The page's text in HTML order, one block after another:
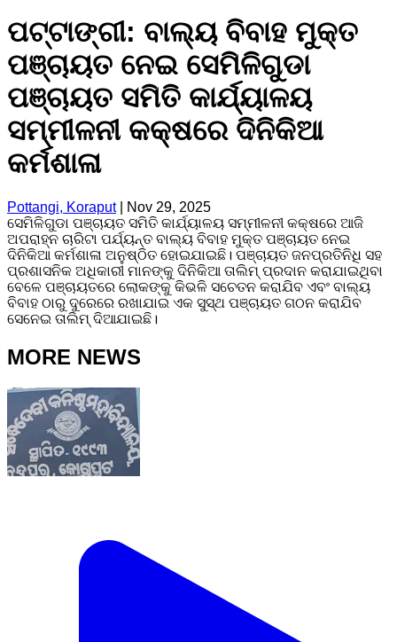
ପଟ୍ଟାଙ୍ଗୀ: ବାଲ୍ୟ ବିବାହ ମୁକ୍ତ
ପଞ୍ଚାୟତ ନେଇ ସେମିଳିଗୁଡା
ପଞ୍ଚାୟତ ସମିତି କାର୍ଯ୍ୟାଳୟ
ସମ୍ମୀଳନୀ କକ୍ଷରେ ଦିନିକିଆ
କର୍ମଶାଳା
Pottangi, Koraput|
Nov 29, 2025
ସେମିଳିଗୁଡା ପଞ୍ଚାୟତ ସମିତି କାର୍ଯ୍ୟାଳୟ ସମ୍ମୀଳନୀ କକ୍ଷରେ ଆଜି
ଅପରାହ୍ନ ଚାରିଟା ପର୍ଯ୍ୟନ୍ତ ବାଲ୍ୟ ବିବାହ ମୁକ୍ତ ପଞ୍ଚାୟତ ନେଇ
ଦିନିକିଆ କର୍ମଶାଳା ଅନୁଷ୍ଠିତ ହୋଇଯାଇଛି। ପଞ୍ଚାୟତ ଜନପ୍ରତିନିଧି ସହ
ପ୍ରଶାସନିକ ଅଧିକାରୀ ମାନଙ୍କୁ ଦିନିକିଆ ତାଲିମ୍ ପ୍ରଦାନ କରାଯାଇଥିବା
ବେଳେ ପଞ୍ଚାୟତରେ ଲୋକଙ୍କୁ କିଭଳି ସଚେତନ କରାଯିବ ଏବଂ ବାଲ୍ୟ
ବିବାହ ଠାରୁ ଦୁରେରେ ରଖାଯାଇ ଏକ ସୁସ୍ଥ ପଞ୍ଚାୟତ ଗଠନ କରାଯିବ
ସେନେଇ ତାଲିମ୍ ଦିଆଯାଇଛି।
MORE NEWS